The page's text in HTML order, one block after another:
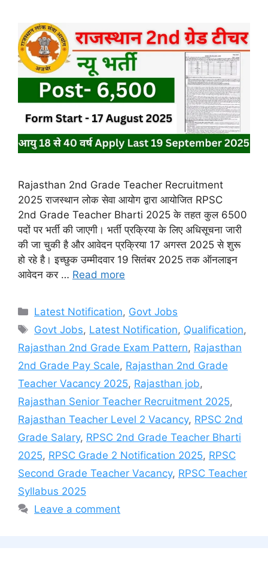
Rajasthan 2nd Grade Teacher Recruitment
2025 राजस्थान लोक सेवा आयोग द्वारा आयोजित RPSC
2nd Grade Teacher Bharti 2025 के तहत कुल 6500
पदों पर भर्ती की जाएगी। भर्ती प्रक्रिया के लिए अधिसूचना जारी
की जा चुकी है और आवेदन प्रक्रिया 17 अगस्त 2025 से शुरू
हो रहे है। इच्छुक उम्मीदवार 19 सितंबर 2025 तक ऑनलाइन
आवेदन कर … Read more
Categories
Latest Notification, Govt Jobs
Tags
Govt Jobs, Latest Notification, Qualification,
Rajasthan 2nd Grade Exam Pattern, Rajasthan
2nd Grade Pay Scale, Rajasthan 2nd Grade
Teacher Vacancy 2025, Rajasthan job,
Rajasthan Senior Teacher Recruitment 2025,
Rajasthan Teacher Level 2 Vacancy, RPSC 2nd
Grade Salary, RPSC 2nd Grade Teacher Bharti
2025, RPSC Grade 2 Notification 2025, RPSC
Second Grade Teacher Vacancy, RPSC Teacher
Syllabus 2025
Leave a comment